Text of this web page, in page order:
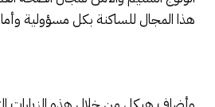
هذا المجال للساكنة بكل مسؤولية